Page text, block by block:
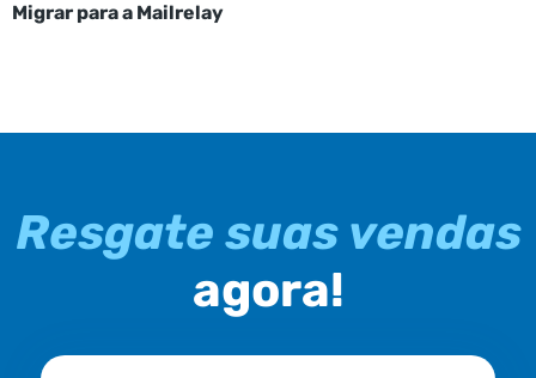
Migrar para a Mailrelay
Resgate suas vendas
agora!